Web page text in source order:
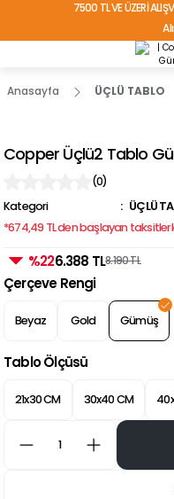
7500 TL VE ÜZERİ
TÜRKİYE'NİN
Anasayfa ÜÇLÜ TABLO
Copper Üçlü2 Tablo
(0)
Kategori
ÜÇLÜ
*674,49 TL den başlayan
%226.388 TL8.190 TL
Çerçeve Rengi
Beyaz Gold Gümüş
Tablo Ölçüsü
21x30 CM 30x40 CM